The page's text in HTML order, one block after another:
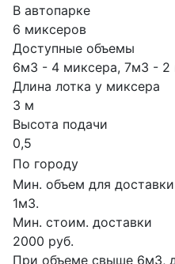
В автопарке
6 миксеров
Доступные объемы
6м3 - 4 миксера, 7м3 - 2
Длина лотка у миксера
3 м
Высота подачи
0,5
По городу
Мин. объем для доставки
1м3.
Мин. стоим. доставки
2000 руб.
При объеме свыше 6м3,